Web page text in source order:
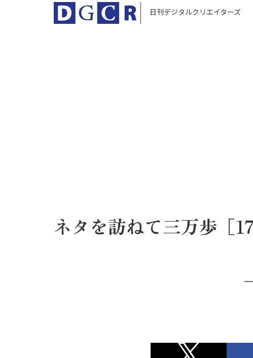
日刊デジタルクリエイターズ
ネタを訪ねて三万歩［